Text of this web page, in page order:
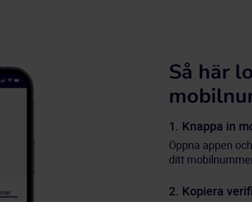
Så här
1. Knappa in
Öppna appen
ditt
2. Kopiera